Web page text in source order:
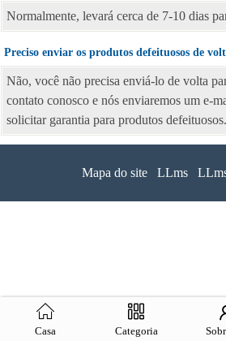
Normalmente, levará cerca de 7-10 dias
Preciso enviar os produtos defeituosos de
Não, você não precisa enviá-lo de volta
contato conosco e nós enviaremos um e-
solicitar garantia para produtos defeituosos.
Mapa do site LLms
Casa Categoria